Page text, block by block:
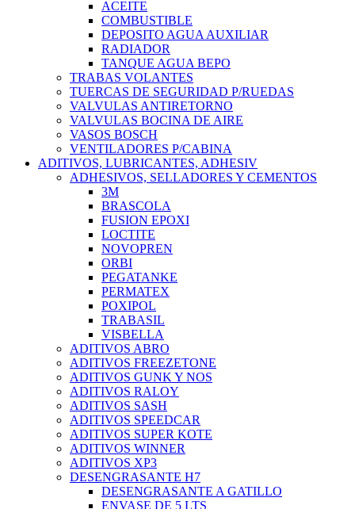
ACEITE
COMBUSTIBLE
DEPOSITO AGUA AUXILIAR
RADIADOR
TANQUE AGUA BEPO
TRABAS VOLANTES
TUERCAS DE SEGURIDAD P/RUEDAS
VALVULAS ANTIRETORNO
VALVULAS BOCINA DE AIRE
VASOS BOSCH
VENTILADORES P/CABINA
ADITIVOS, LUBRICANTES, ADHESIV
ADHESIVOS, SELLADORES Y CEMENTOS
3M
BRASCOLA
FUSION EPOXI
LOCTITE
NOVOPREN
ORBI
PEGATANKE
PERMATEX
POXIPOL
TRABASIL
VISBELLA
ADITIVOS ABRO
ADITIVOS FREEZETONE
ADITIVOS GUNK Y NOS
ADITIVOS RALOY
ADITIVOS SASH
ADITIVOS SPEEDCAR
ADITIVOS SUPER KOTE
ADITIVOS WINNER
ADITIVOS XP3
DESENGRASANTE H7
DESENGRASANTE A GATILLO
ENVASE DE 5 LTS